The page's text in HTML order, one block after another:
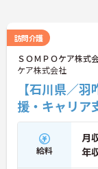
訪問介護
ＳＯＭＰＯケア株
ケア株式会社
【石川県／
援・キャリア
給料
月
年